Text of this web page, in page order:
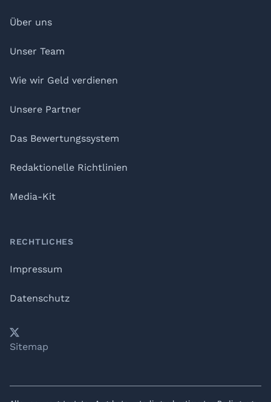
Über uns
Unser Team
Wie wir Geld verdienen
Unsere Partner
Das Bewertungssystem
Redaktionelle Richtlinien
Media-Kit
RECHTLICHES
Impressum
Datenschutz
YouTube
𝕏LinkedIn
Telegram
Sitemap